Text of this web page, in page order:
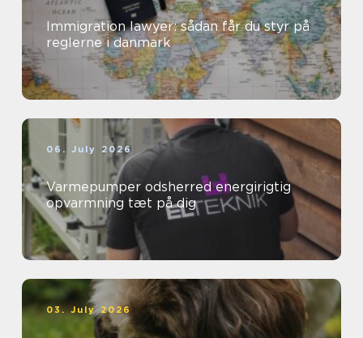
Immigration lawyer: sådan får du styr på
reglerne i danmark
06. July 2026
Varmepumper odsherred energirigtig
opvarmning tæt på dig
03. July 2026